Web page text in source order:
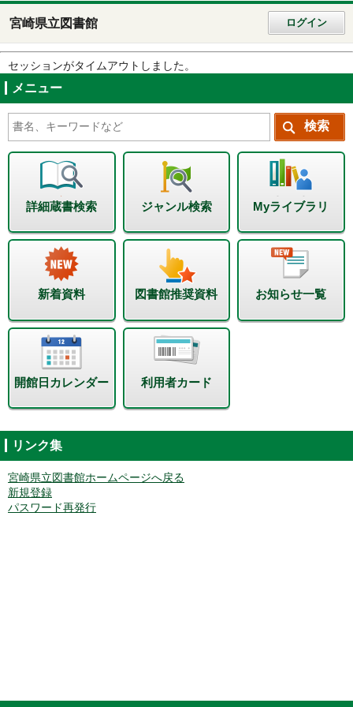
宮崎県立図書館 ログイン
セッションがタイムアウトしました。
メニュー
詳細蔵書検索 ジャンル検索 Myライブラリ
新着資料 図書館推奨資料 お知らせ一覧
開館日カレンダー 利用者カード
リンク集
宮崎県立図書館ホームページへ戻る
新規登録
パスワード再発行